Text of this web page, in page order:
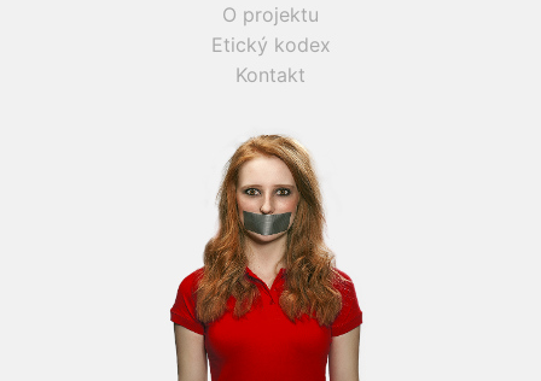
O projektu
Etický kodex
Kontakt